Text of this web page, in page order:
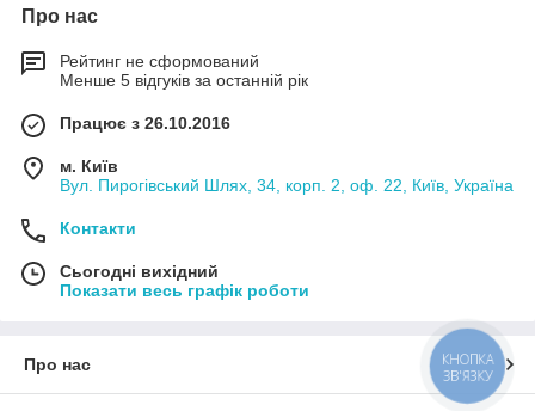
Про нас
Рейтинг не сформований
Менше 5 відгуків за останній рік
Працює з 26.10.2016
м. Київ
Вул. Пирогівський Шлях, 34, корп. 2, оф. 22, Київ, Україна
Контакти
Сьогодні вихідний
Показати весь графік роботи
Про нас
КНОПКА
ЗВ'ЯЗКУ